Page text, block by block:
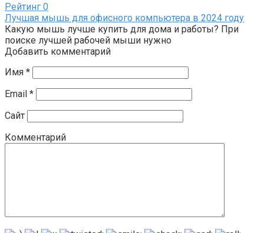
Рейтинг 0
Лучшая мышь для офисного компьютера в 2024 году
Какую мышь лучше купить для дома и работы? При
поиске лучшей рабочей мыши нужно
Добавить комментарий
Имя *
Email *
Сайт
Комментарий